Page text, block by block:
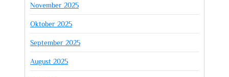
November 2025
Oktober 2025
September 2025
August 2025